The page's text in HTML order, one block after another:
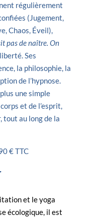
régulièrement
(Jugement,
Chaos, Éveil),
pas de naître. On
Ses
la philosophie, la
de l’hypnose.
une simple
et de l’esprit,
tout au long de la
€ TTC
et le yoga
écologique, il est